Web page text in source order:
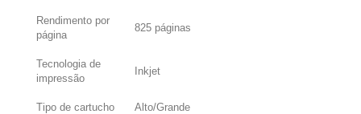
Rendimento por
página
825 páginas
Tecnologia de
impressão
Inkjet
Tipo de cartucho Alto/Grande